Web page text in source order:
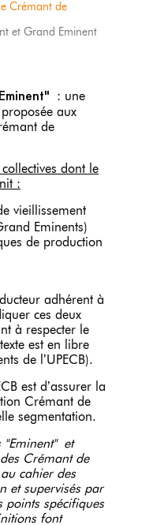
Crémant de
et Grand Eminent
: une
aux
de
dont le
:
vieillissement
Eminents)
de production
adhérent à
ces deux
à respecter le
est en libre
de l’UPECB).
est d’assurer la
Crémant de
segmentation.
"Eminent" et
Crémant de
cahier des
et supervisés par
points spécifiques
font